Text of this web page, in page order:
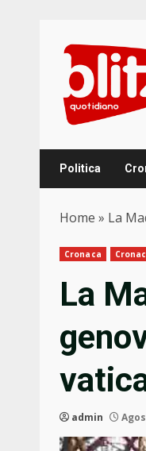
content
Politica
Home » La
Cronaca
La
admin